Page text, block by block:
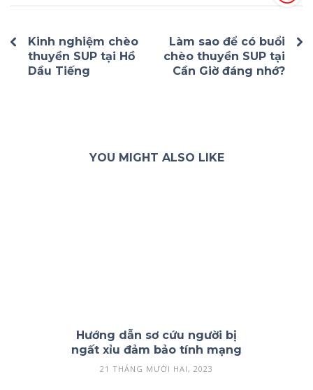
Kinh nghiệm chèo
thuyền SUP tại Hồ
Dầu Tiếng
Làm sao để có buổi
chèo thuyền SUP tại
Cần Giờ đáng nhớ?
YOU MIGHT ALSO LIKE
Hướng dẫn sơ cứu người bị
ngất xỉu đảm bảo tính mạng
21 THÁNG MƯỜI HAI, 2023